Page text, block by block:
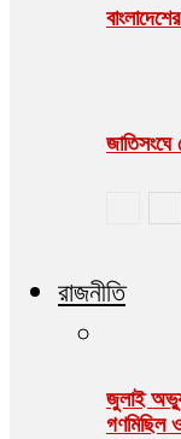
জাতিসংঘে
রাজনীতি
জুলাই
গণমিছিল